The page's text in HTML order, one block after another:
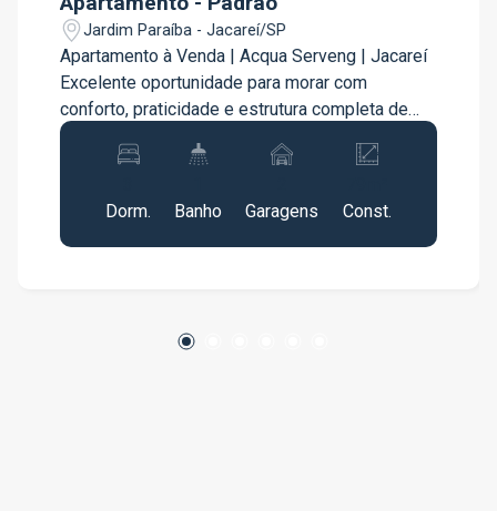
Jardim Paraíba - Jacareí/SP
Apartamento à Venda | Acqua Serveng | Jacareí
Excelente oportunidade para morar com
conforto, praticidade e estrutura completa de
lazer. Apartamento totalmente planejado e
pronto para morar, com ambientes modernos e
quartos, sendo 1 suíte 2 banheiros Sala
integrada e aconchegante Cozinha planejada
O Condomínio Acqua Serveng oferece
Dorm.
Banho
Garagens
Const.